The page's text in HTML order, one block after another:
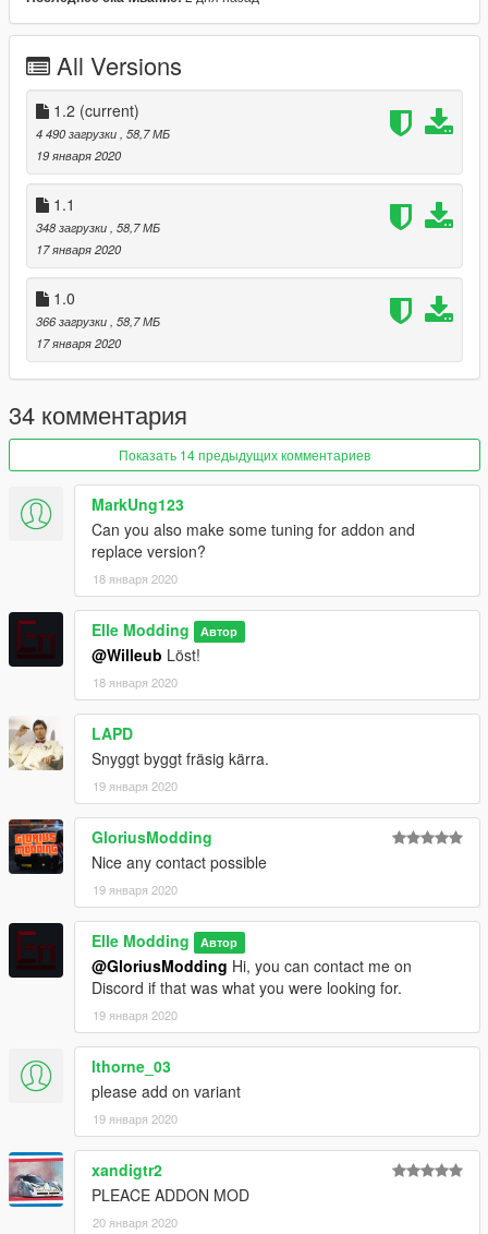
Textures: Elle Modding
More relevant information such as installation instructions is
provided in the included information sheet, in the download.
Enjoy!
Copyright - 2020 - Elle Modding
All Versions
1.2 (current)
4 490 загрузки , 58,7 МБ
19 января 2020
1.1
348 загрузки , 58,7 МБ
17 января 2020
1.0
366 загрузки , 58,7 МБ
17 января 2020
34 комментария
Показать 14 предыдущих комментариев
MarkUng123
Can you also make some tuning for addon and
replace version?
18 января 2020
Elle Modding Автор
@Willeub Löst!
18 января 2020
LAPD
Snyggt byggt fräsig kärra.
19 января 2020
GloriusModding
Nice any contact possible
19 января 2020
Elle Modding Автор
@GloriusModding Hi, you can contact me on
Discord if that was what you were looking for.
19 января 2020
lthorne_03
please add on variant
19 января 2020
xandigtr2
PLEACE ADDON MOD
20 января 2020